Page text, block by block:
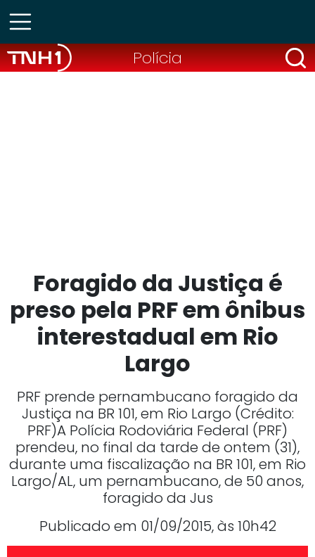
Polícia
Foragido da Justiça é
preso pela PRF em ônibus
interestadual em Rio
Largo
PRF prende pernambucano foragido da
Justiça na BR 101, em Rio Largo (Crédito:
PRF)A Polícia Rodoviária Federal (PRF)
prendeu, no final da tarde de ontem (31),
durante uma fiscalização na BR 101, em Rio
Largo/AL, um pernambucano, de 50 anos,
foragido da Jus
Publicado em 01/09/2015, às 10h42